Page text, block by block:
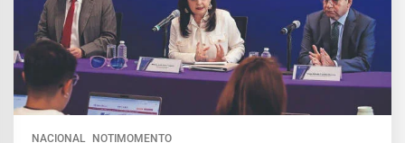
NACIONAL NOTIMOMENTO